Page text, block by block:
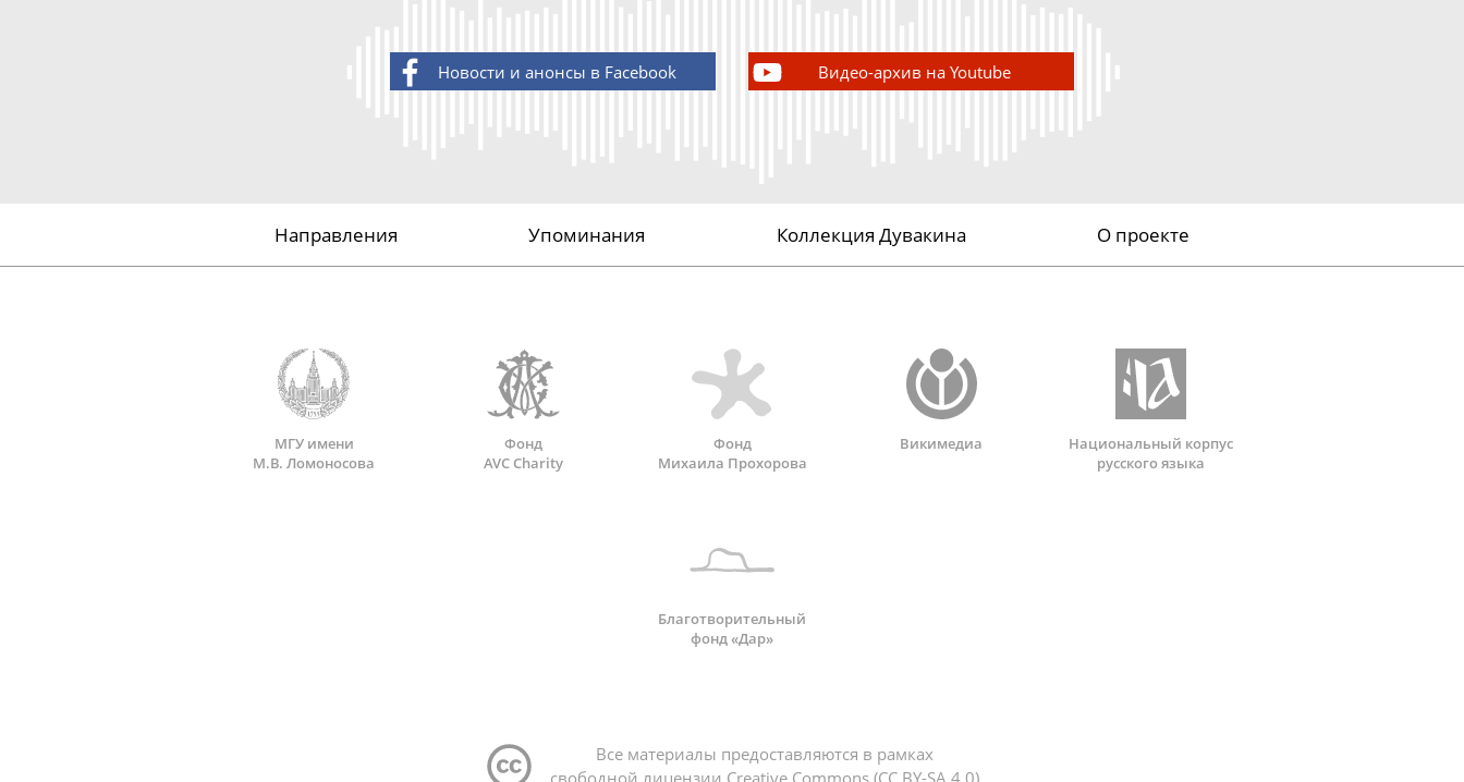
Новости и анонсы в Facebook Видео-архив на Youtube
Направления Упоминания Коллекция Дувакина О проекте
МГУ имени
М.В. Ломоносова
Фонд
AVC Charity
Фонд
Михаила Прохорова
Викимедиа
Национальный корпус
русского языка
Благотворительный
фонд «Дар»
Все материалы предоставляются в рамках